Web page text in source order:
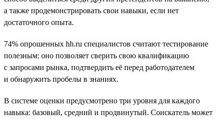
а также продемонстрировать свои навыки, если нет
достаточного опыта.
74% опрошенных hh.ru специалистов считают тестирование
полезным: оно позволяет сверить свою квалификацию
с запросами рынка, подтвердить её перед работодателем
и обнаружить пробелы в знаниях.
В системе оценки предусмотрено три уровня для каждого
навыка: базовый, средний и продвинутый. Соискатель может